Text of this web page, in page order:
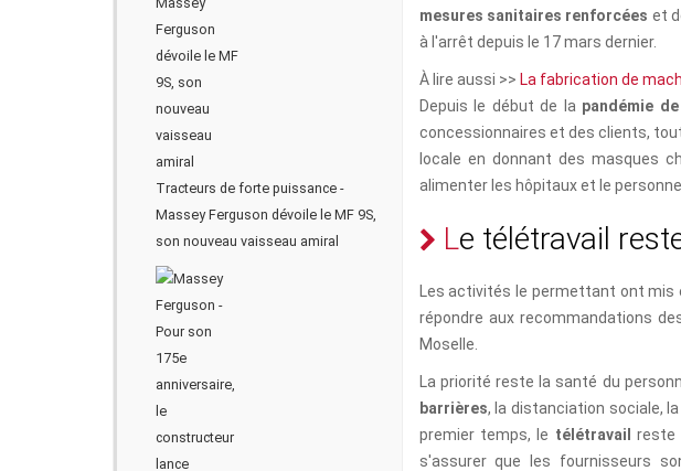
Tracteurs de forte puissance -
Massey Ferguson dévoile le MF 9S,
son nouveau vaisseau amiral
mesures sanitaires renforcées et
à l'arrêt depuis le 17 mars dernier.
À lire aussi >> La fabrication de
Depuis le début de la pandémie
concessionnaires et des clients,
locale en donnant des masques
alimenter les hôpitaux et le
Le télétravail rest
Les activités le permettant ont
répondre aux recommandations
Moselle.
La priorité reste la santé du
barrières, la distanciation sociale,
premier temps, le télétravail
reste
s'assurer que les fournisseurs